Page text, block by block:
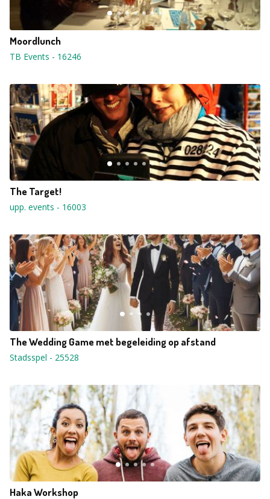
Moordlunch
TB Events - 16246
The Target!
upp. events - 16003
The Wedding Game met begeleiding op afstand
Stadsspel - 25528
Haka Workshop